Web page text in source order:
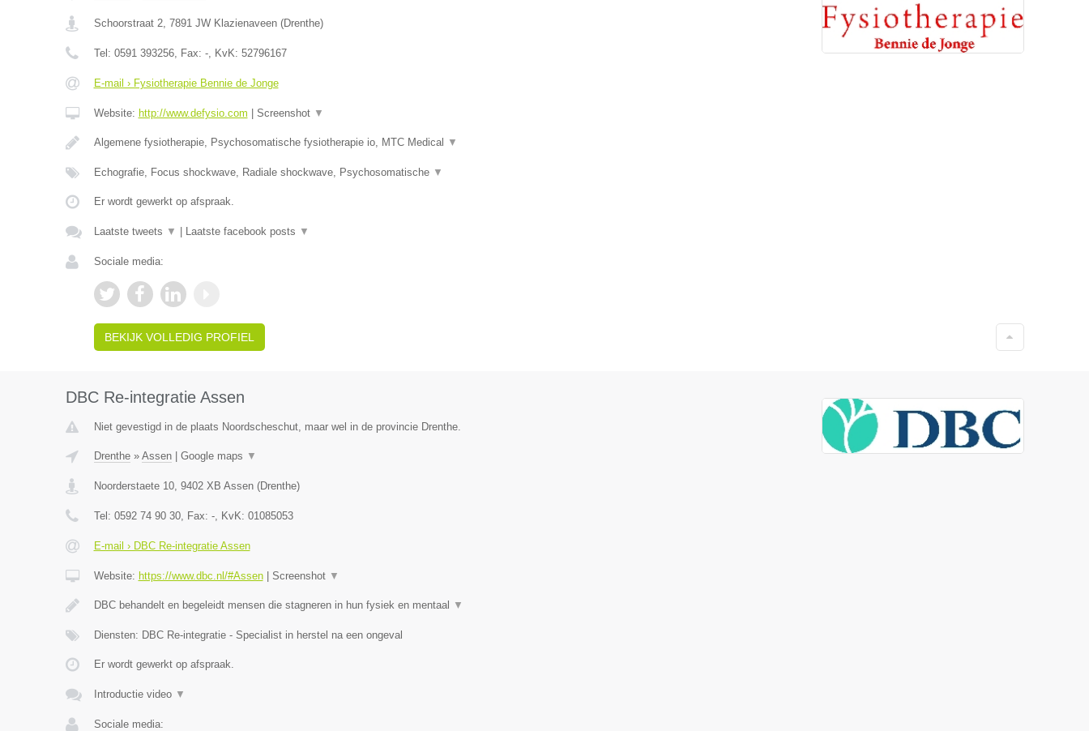
Schoorstraat 2, 7891 JW Klazienaveen(Drenthe)
Tel: 0591 393256, Fax: -, KvK: 52796167
E-mail › Fysiotherapie Bennie de Jonge
Website: http://www.defysio.com Screenshot ▼
Algemene fysiotherapie, Psychosomatische fysiotherapie io, MTC Medical ▼
Echografie, Focus shockwave, Radiale shockwave, Psychosomatische ▼
Er wordt gewerkt op afspraak.
Laatste tweets ▼ Laatste facebook posts ▼
Sociale media:
BEKIJK VOLLEDIG PROFIEL
DBC Re-integratie Assen
Niet gevestigd in de plaats Noordscheschut, maar wel in de provincie Drenthe.
Drenthe» Assen| Google maps ▼
Noorderstaete 10, 9402 XB Assen(Drenthe)
Tel: 0592 74 90 30, Fax: -, KvK: 01085053
E-mail › DBC Re-integratie Assen
Website: https://www.dbc.nl/#Assen| Screenshot ▼
DBC behandelt en begeleidt mensen die stagneren in hun fysiek en mentaal ▼
Diensten: DBC Re-integratie - Specialist in herstel na een ongeval
Er wordt gewerkt op afspraak.
Introductie video ▼
Sociale media: